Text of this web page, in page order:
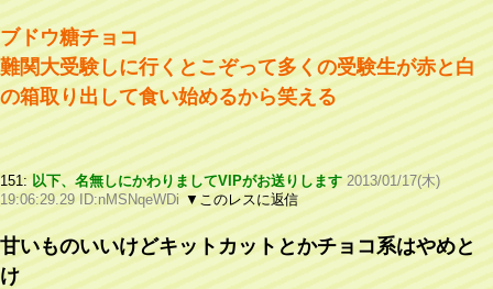
ブドウ糖チョコ
難関大受験しに行くとこぞって多くの受験生が赤と白
の箱取り出して食い始めるから笑える
151: 以下、名無しにかわりましてVIPがお送りします 2013/01/17(木)
19:06:29.29 ID:nMSNqeWDi ▼このレスに返信
甘いものいいけどキットカットとかチョコ系はやめと
け